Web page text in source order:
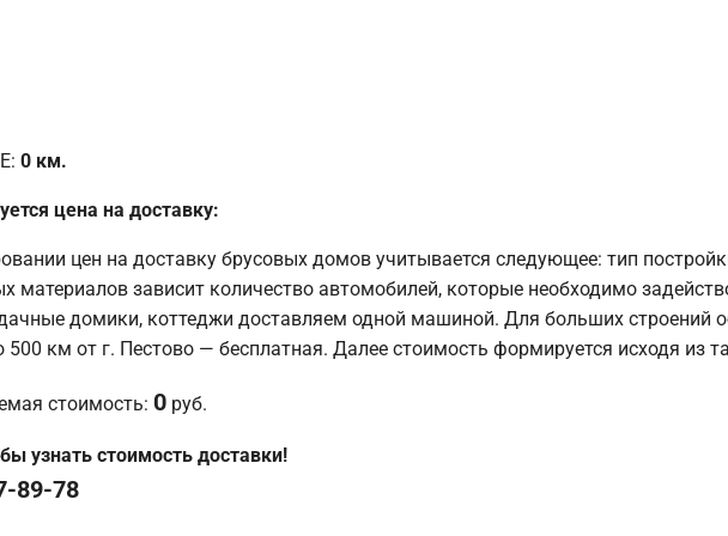
0 км.
цена на доставку:
цен на доставку брусовых домов учитывается следующее: тип
материалов зависит количество автомобилей, которые необходимо
домики, коттеджи доставляем одной машиной. Для больших строений
500 км от г. Пестово — бесплатная. Далее стоимость формируется исходя из
стоимость: 0 руб.
узнать стоимость доставки!
89-78